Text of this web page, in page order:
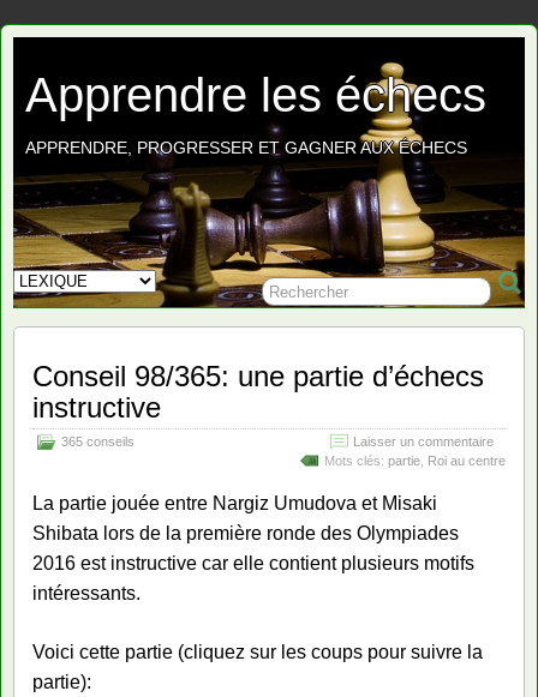
Apprendre les échecs
APPRENDRE, PROGRESSER ET GAGNER AUX ÉCHECS
Conseil 98/365: une partie d’échecs
instructive
365 conseils
Laisser un commentaire
Mots clés: partie Roi au centre
La partie jouée entre Nargiz Umudova et Misaki
Shibata lors de la première ronde des Olympiades
2016 est instructive car elle contient plusieurs motifs
intéressants.
Voici cette partie (cliquez sur les coups pour suivre la
partie):